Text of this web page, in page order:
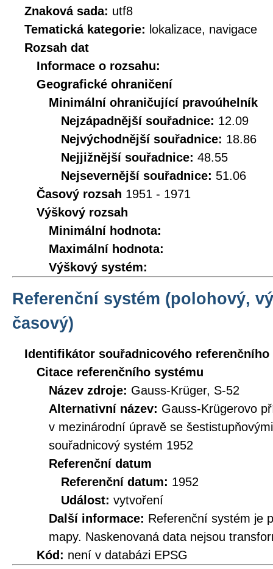
Znaková sada: utf8
Tematická kategorie: lokalizace, navigace
Rozsah dat
Informace o rozsahu:
Geografické ohraničení
Minimální ohraničující pravoúhelník
Nejzápadnější souřadnice: 12.09
Nejvýchodnější souřadnice: 18.86
Nejjižnější souřadnice: 48.55
Nejsevernější souřadnice: 51.06
Časový rozsah 1951 - 1971
Výškový rozsah
Minimální hodnota:
Maximální hodnota:
Výškový systém:
Referenční systém (polohový,
časový)
Identifikátor souřadnicového referenčního
Citace referenčního systému
Název zdroje: Gauss-Krüger, S-52
Alternativní název: Gauss-Krügerovo
v mezinárodní úpravě se
souřadnicový systém 1952
Referenční datum
Referenční datum: 1952
Událost: vytvoření
Další informace: Referenční systém je
mapy. Naskenovaná data nejsou
Kód: není v databázi EPSG